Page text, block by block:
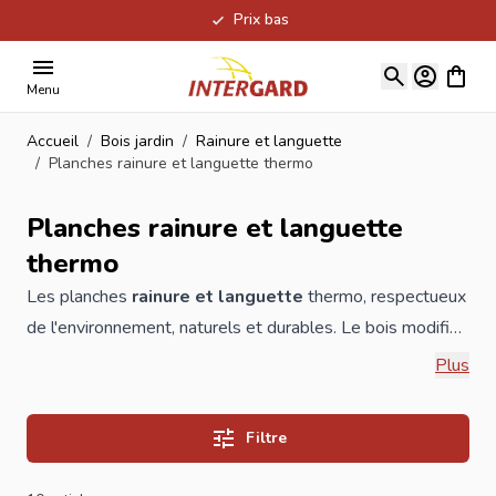
Prix bas
Menu
Voir
Accueil / Bois jardin / Rainure et languette
/ Planches rainure et languette thermo
Planches rainure et languette
thermo
Les planches rainure et languette thermo, respectueux
de l'environnement, naturels et durables. Le bois modifié
impliqué du tout. La modification du bois vise donc
principalement à améliorer la durabilité sans utiliser de
Plus
Filtre